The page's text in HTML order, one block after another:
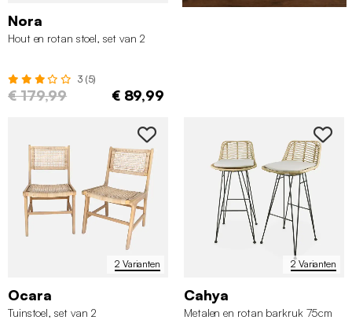
Nora
Hout en rotan stoel, set van 2
3 (5)
€ 179,99 € 89,99
2 Varianten
Ocara
Tuinstoel, set van 2
2 Varianten
Cahya
Metalen en rotan barkruk 75cm